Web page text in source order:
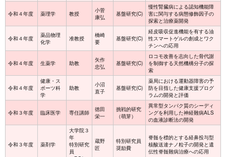
令和４年度 薬理学 教授
小菅
康弘
基盤研究(C)
慢性腎臓病による認知機能障
害に関与する病態修飾因子の
探索と治療薬開発
令和４年度
薬品物理
化学
准教授
橋崎
要
基盤研究(C)
経皮吸収促進機能を有する油
性スマートゲルの創成とワク
チンへの応用
令和４年度 生薬学 助教
矢作
忠弘
基盤研究(C)
ロコモ改善を志向した骨代謝
を制御する天然機構分子の探
索
令和４年度
健康・ス
ポーツ科
学
助教
小沼
直子
基盤研究(C)
薬局における運動器障害の予
防を目指した健康支援プログ
ラムの開発と評価
令和３年度 臨床医学 専任講師
徳田
栄一
挑戦的研究
（萌芽）
異常型タンパク質のシーディ
ングを利用した神経難病ALS
の血液診断法の開発
令和３年度 薬剤学
大学院３
年
特別研究
員
蔵野
匠
特別研究員
奨励費
脊髄を標的とする経鼻投与型
核酸送達ナノ粒子の開発と遺
伝性脊髄難病治療への応用